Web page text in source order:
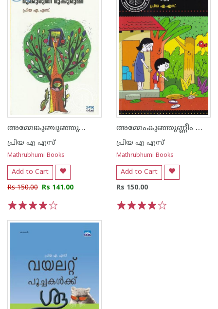
അമ്മേങ്കുഞ്ചുഞ്ഞുണ്ണീം മൂക്കുരുമി മൂക്കുരുമി
പ്രിയ എ എസ്
Mathrubhumi Books
Add to Cart
Rs 150.00 Rs 141.00
അമ്മേം‌കുഞ്ഞുണ്ണീം കുഞ്ഞുണ്ണീം‌മമ്മേം
പ്രിയ എ എസ്
Mathrubhumi Books
Add to Cart
Rs 150.00